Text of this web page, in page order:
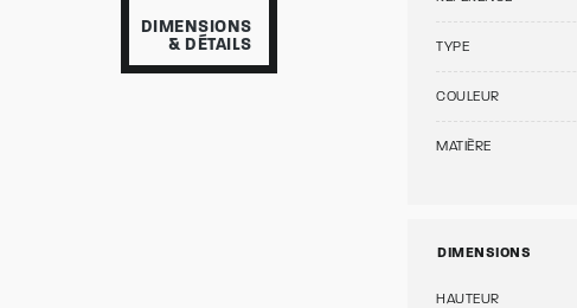
DIMENSIONS
& DÉTAILS
TYPE
COULEUR
MATIÈRE
DIMENSIONS
HAUTEUR